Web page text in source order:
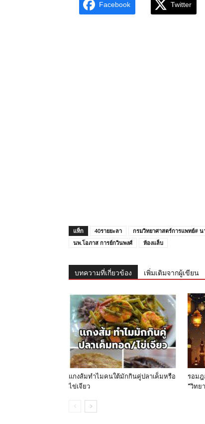
Facebook Twitter
แท็ก 40รายยะลา
กรมวิทยาศาสตร์การแพทย์#
นพ.โอภาส การย์กวินพงศ์
ห้องแล็บ
บทความที่เกี่ยวข้อง เพิ่มเติมจากผู้เขียน
แกงส้มทำไมคนใต้มักกินคู่ปลาเค็มหรือ
ไข่เจียว
รอมฎ
“วิทย